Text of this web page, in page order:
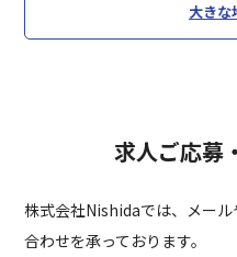
大きな
求人ご応募
株式会社Nishidaでは、メー
合わせを承っております。